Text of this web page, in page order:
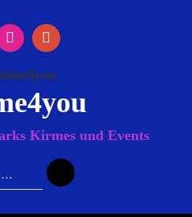
Kirmes und Events